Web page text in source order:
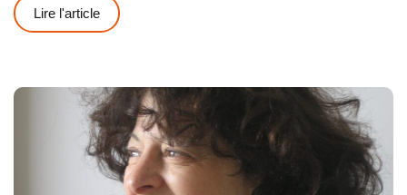
Lire l'article